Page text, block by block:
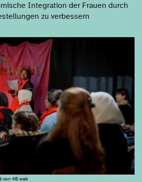
Integration der Frauen durch
zu verbessern
von 40 web